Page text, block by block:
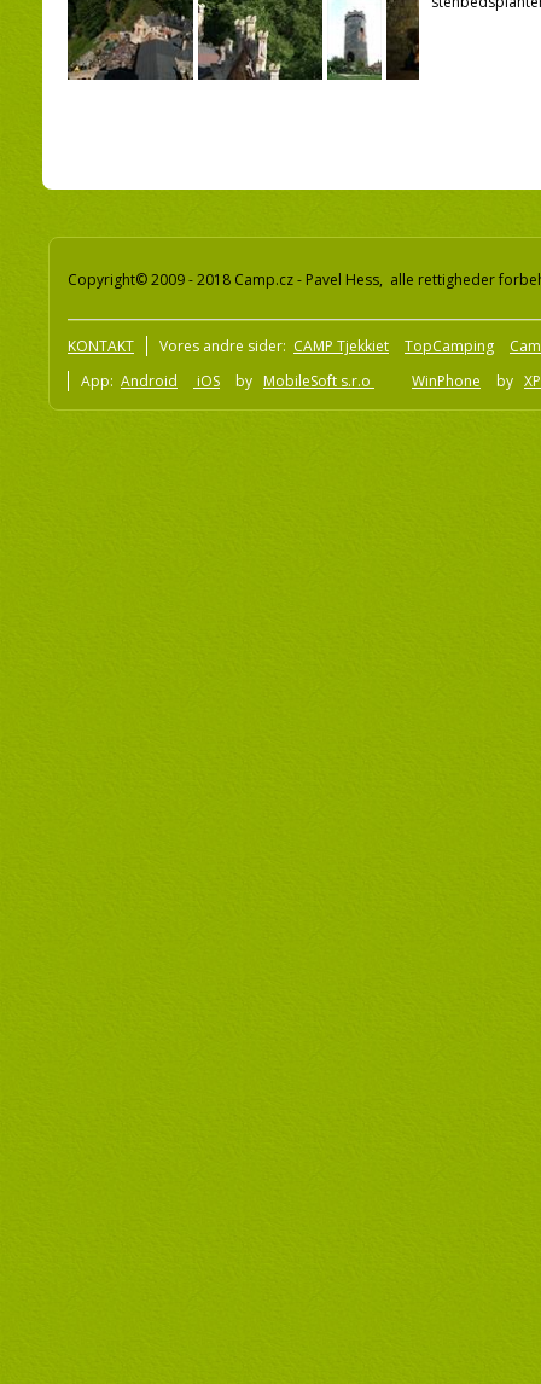
Copyright© 2009 - 2018 Camp.cz - Pavel Hess, alle rettigheder
KONTAKT Vores andre sider: CAMP Tjekkiet TopCamping
App: Android iOS by MobileSoft s.r.o WinPhone by